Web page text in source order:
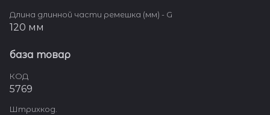
Длина длинной части ремешка (мм) - G
120 мм
база товар
КОД
5769
Штрихкод.